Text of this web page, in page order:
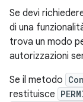
Se devi
di una
trova un modo
autorizzazioni
Se il metodo
restituisce